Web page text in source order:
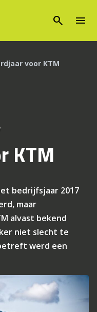
search menu
voor KTM
KTM
bedrijfsjaar 2017
maar
alvast bekend
niet slecht te
werd een